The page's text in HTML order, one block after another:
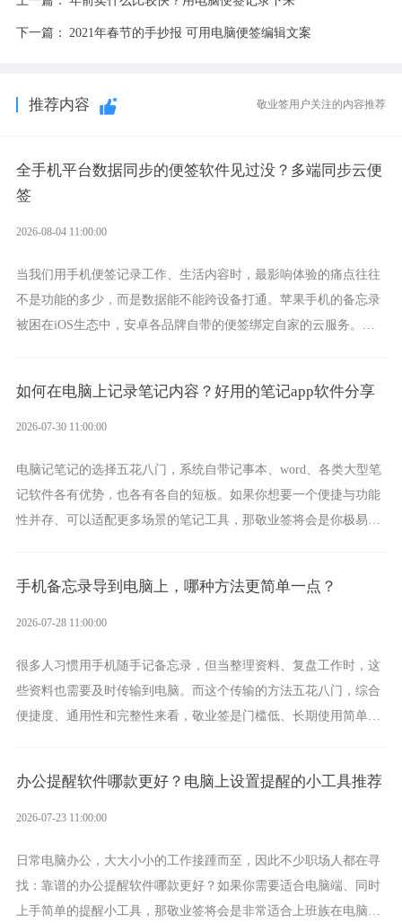
下一篇： 2021年春节的手抄报 可用电脑便签编辑文案
推荐内容 敬业签用户关注的内容推荐
全手机平台数据同步的便签软件见过没？多端同步云便
签
2026-08-04 11:00:00
当我们用手机便签记录工作、生活内容时，最影响体验的痛点往往
不是功能的多少，而是数据能不能跨设备打通。苹果手机的备忘录
被困在iOS生态中，安卓各品牌自带的便签绑定自家的云服务。而
如何在电脑上记录笔记内容？好用的笔记app软件分享
2026-07-30 11:00:00
电脑记笔记的选择五花八门，系统自带记事本、word、各类大型笔
记软件各有优势，也各有各自的短板。如果你想要一个便捷与功能
性并存、可以适配更多场景的笔记工具，那敬业签将会是你极易上
手机备忘录导到电脑上，哪种方法更简单一点？
2026-07-28 11:00:00
很多人习惯用手机随手记备忘录，但当整理资料、复盘工作时，这
些资料也需要及时传输到电脑。而这个传输的方法五花八门，综合
便捷度、通用性和完整性来看，敬业签是门槛低、长期使用简单的
办公提醒软件哪款更好？电脑上设置提醒的小工具推荐
2026-07-23 11:00:00
日常电脑办公，大大小小的工作接踵而至，因此不少职场人都在寻
找：靠谱的办公提醒软件哪款更好？如果你需要适合电脑端、同时
上手简单的提醒小工具，那敬业签将会是非常适合上班族在电脑上